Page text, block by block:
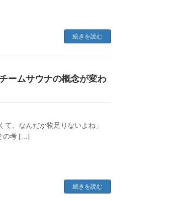
続きを読む
ームサウナの概念が変わ
、なんだか物足りないよね」
の考 […]
続きを読む